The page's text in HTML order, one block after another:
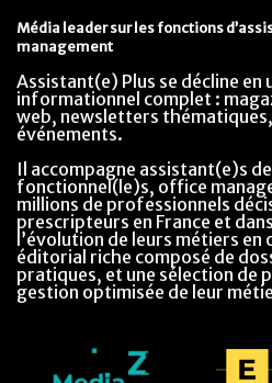
Média leader sur les fonctions
management
Assistant(e) Plus se décline en
informationnel complet :
web, newsletters
événements.
Il accompagne assistant(e)s
fonctionnel(le)s, office
millions de professionnels
prescripteurs en France et
l’évolution de leurs métiers
éditorial riche composé de
pratiques, et une sélection de
gestion optimisée de leur